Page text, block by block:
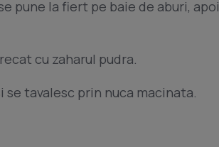
pune la fiert pe baie de aburi, apoi
cu zaharul pudra.
tavalesc prin nuca macinata.